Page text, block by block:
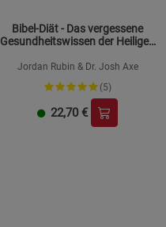
Bibel-Diät - Das vergessene
Gesundheitswissen der Heiligen
Jordan Rubin & Dr. Josh Axe
(5)
22,70 €